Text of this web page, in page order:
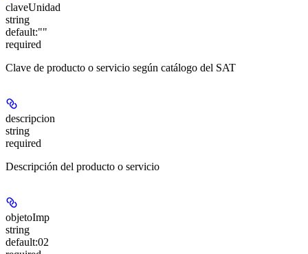
claveUnidad
string
default:""
required
Clave de producto o servicio según catálogo del SAT
descripcion
string
required
Descripción del producto o servicio
objetoImp
string
default:02